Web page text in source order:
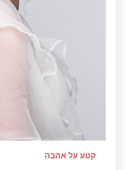
קטע על אהבה